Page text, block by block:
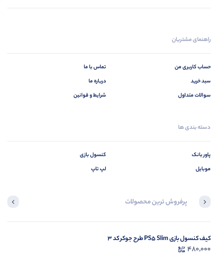
راهنمای مشتریان
حساب کاربری من
سبد خرید
سوالات متداول
تماس با ما
درباره ما
شرایط و قوانین
دسته بندی ها
پاور بانک
موبایل
کنسول بازی
لپ تاپ
پرفروش ترین محصولات
کیف کنسول بازی PS5 Slim طرح جوکر کد 3
480,000
لپ تاپ لنوو 15.6 اینچی V15 Celeron N4500 8GB 512GB SSD
52,900,000